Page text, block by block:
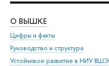
О ВЫШКЕ
Цифры и факты
Руководство и структура
Устойчивое развитие в НИУ ВШЭ